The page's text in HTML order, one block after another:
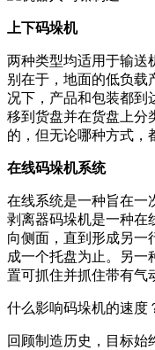
上下码垛机
两种类型均适用于输送
别在于，地面的低负载
况下，产品和包装都到
移到货盘并在货盘上分
的，但无论哪种方式，
在线码垛机系统
在线系统是一种旨在一
剥离器码垛机是一种在
向侧面，直到形成另一
成一个托盘为止。另一
置可抓住并抓住带有气
什么影响码垛机的速度
回顾制造历史，目标始